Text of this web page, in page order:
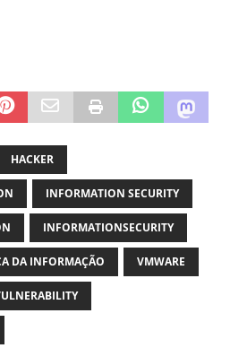
HACKER
INFORMATION SECURITY
INFORMATIONSECURITY
DA INFORMAÇÃO VMWARE